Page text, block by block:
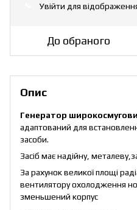
Увійти для
До обраного
Опис
Генератор
адаптований для
засоби.
Засіб має надійну,
За рахунок великої площі
вентилятору охолодження
зменьшений корпус